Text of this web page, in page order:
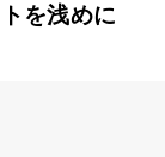
を浅めに